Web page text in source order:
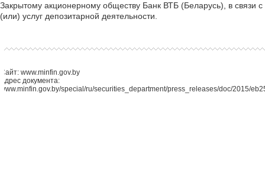
Закрытому акционерному обществу Банк ВТБ (Беларусь), в связи
(или) услуг депозитарной деятельности.
Сайт: www.minfin.gov.by
Адрес документа:
www.minfin.gov.by/special/ru/securities_department/press_releases/doc/2015/